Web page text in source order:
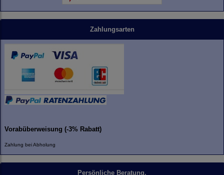
Zahlungsarten
Vorabüberweisung (-3% Rabatt)
Zahlung bei Abholung
Persönliche Beratung.